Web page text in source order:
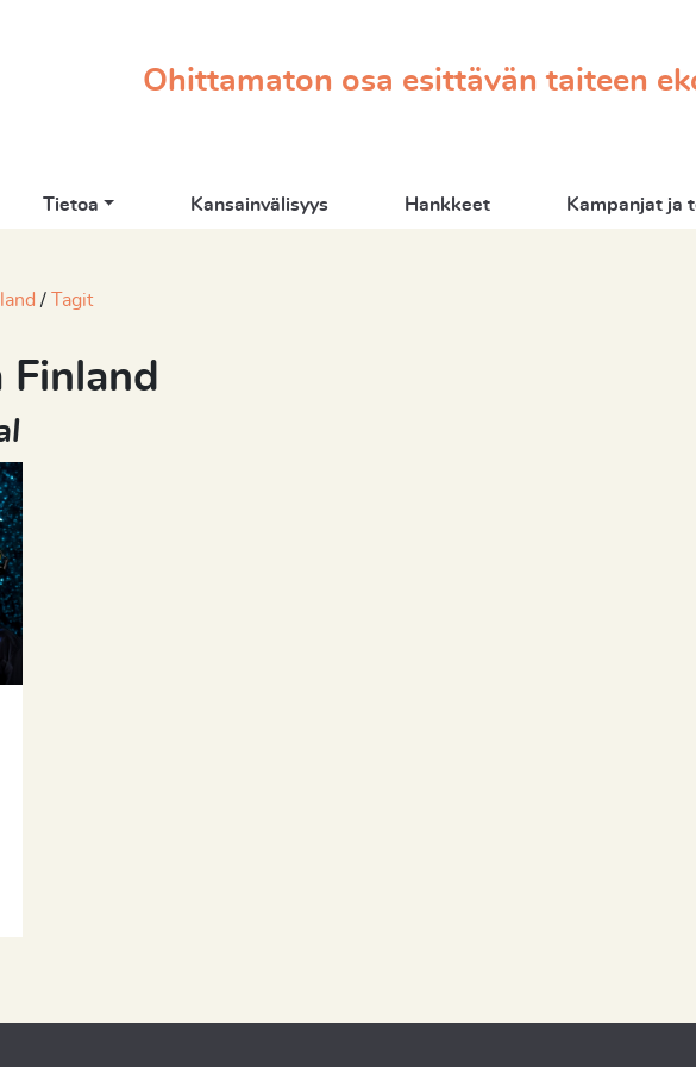
Ohittamaton osa esittävän taiteen
Tietoa Kansainvälisyys Hankkeet Kampanjat ja
Tagit
Finland